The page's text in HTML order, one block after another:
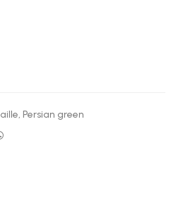
, Persian green